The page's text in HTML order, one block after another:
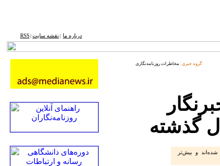
درباره ما نقشه ‌سایت RSS
گروه خبری: مخاطرات روزنامه‌نگاری
۵۶ خبرنگار
شده‌اند و بیش‌تر